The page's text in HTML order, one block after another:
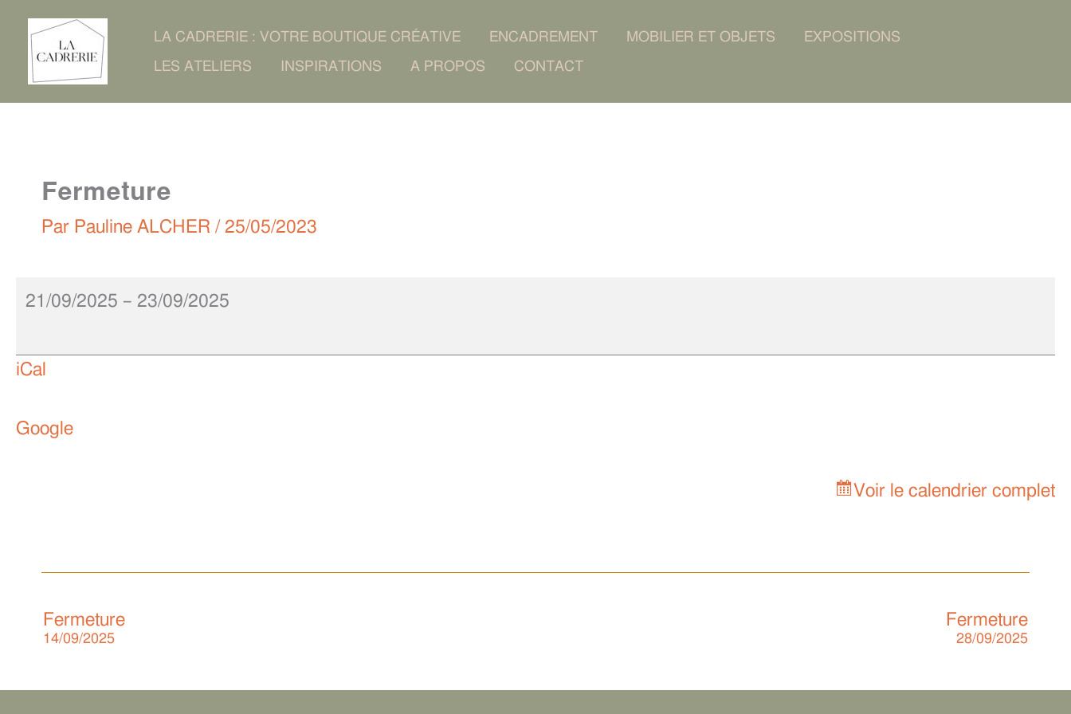
Aller
contenu
LA CADRERIE : VOTRE BOUTIQUE CRÉATIVE ENCADREMENT MOBILIER ET OBJETS EXPOSITIONS
LES ATELIERS INSPIRATIONS A PROPOS CONTACT
Fermeture
Par Pauline ALCHER / 25/05/2023
Fermeture
21/09/2025 – 23/09/2025
iCal
Google
Voir le calendrier complet
Fermeture
14/09/2025
Fermeture
28/09/2025